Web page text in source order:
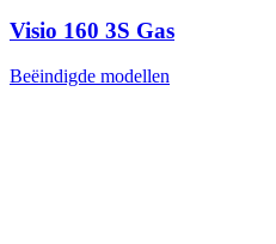
Visio 160 3S Gas
Beëindigde modellen